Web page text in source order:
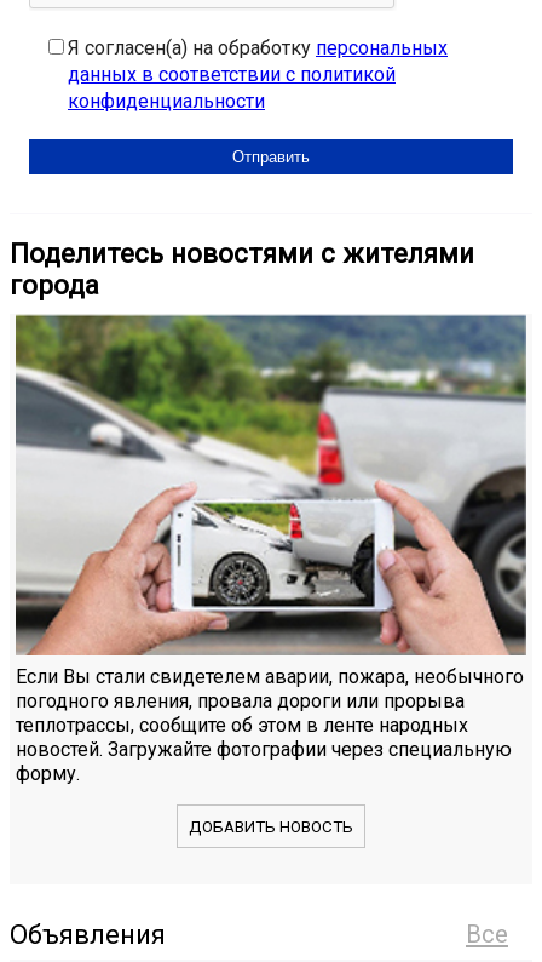
Я согласен(а) на обработку персональных
данных в соответствии с политикой
конфиденциальности
Поделитесь новостями с жителями
города
Если Вы стали свидетелем аварии, пожара, необычного
погодного явления, провала дороги или прорыва
теплотрассы, сообщите об этом в ленте народных
новостей. Загружайте фотографии через специальную
форму.
ДОБАВИТЬ НОВОСТЬ
Все
Объявления